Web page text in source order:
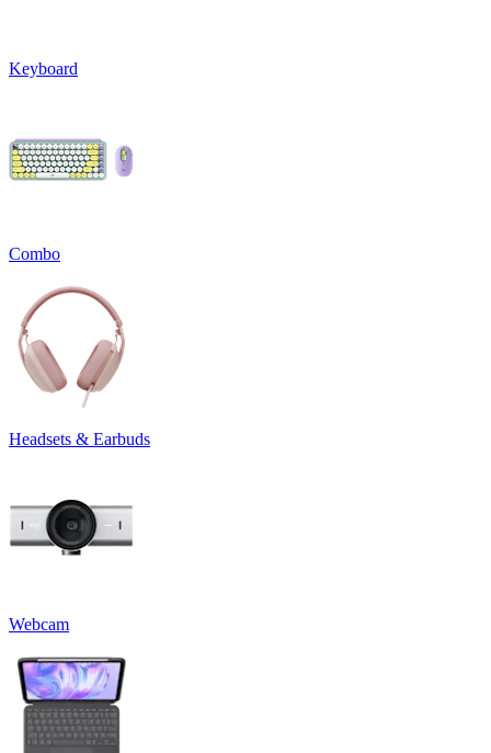
Keyboard
Combo
Headsets & Earbuds
Webcam